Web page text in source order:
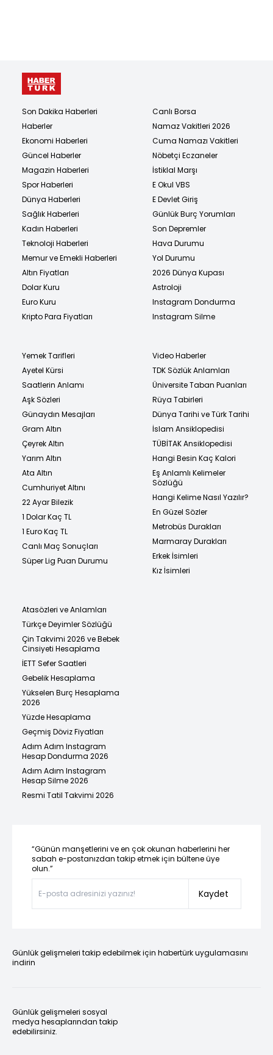
Son Dakika Haberleri
Haberler
Ekonomi Haberleri
Güncel Haberler
Magazin Haberleri
Spor Haberleri
Dünya Haberleri
Sağlık Haberleri
Kadın Haberleri
Teknoloji Haberleri
Memur ve Emekli Haberleri
Altın Fiyatları
Dolar Kuru
Euro Kuru
Kripto Para Fiyatları
Canlı Borsa
Namaz Vakitleri 2026
Cuma Namazı Vakitleri
Nöbetçi Eczaneler
İstiklal Marşı
E Okul VBS
E Devlet Giriş
Günlük Burç Yorumları
Son Depremler
Hava Durumu
Yol Durumu
2026 Dünya Kupası
Astroloji
Instagram Dondurma
Instagram Silme
Yemek Tarifleri
Ayetel Kürsi
Saatlerin Anlamı
Aşk Sözleri
Günaydın Mesajları
Gram Altın
Çeyrek Altın
Yarım Altın
Ata Altın
Cumhuriyet Altını
22 Ayar Bilezik
1 Dolar Kaç TL
1 Euro Kaç TL
Canlı Maç Sonuçları
Süper Lig Puan Durumu
Video Haberler
TDK Sözlük Anlamları
Üniversite Taban Puanları
Rüya Tabirleri
Dünya Tarihi ve Türk Tarihi
İslam Ansiklopedisi
TÜBİTAK Ansiklopedisi
Hangi Besin Kaç Kalori
Eş Anlamlı Kelimeler
Sözlüğü
Hangi Kelime Nasıl Yazılır?
En Güzel Sözler
Metrobüs Durakları
Marmaray Durakları
Erkek İsimleri
Kız İsimleri
Atasözleri ve Anlamları
Türkçe Deyimler Sözlüğü
Çin Takvimi 2026 ve Bebek
Cinsiyeti Hesaplama
İETT Sefer Saatleri
Gebelik Hesaplama
Yükselen Burç Hesaplama
2026
Yüzde Hesaplama
Geçmiş Döviz Fiyatları
Adım Adım Instagram
Hesap Dondurma 2026
Adım Adım Instagram
Hesap Silme 2026
Resmi Tatil Takvimi 2026
“Günün manşetlerini ve en çok okunan haberlerini her
sabah e-postanızdan takip etmek için bültene üye
olun.”
Kaydet
Günlük gelişmeleri takip edebilmek için habertürk uygulamasını
indirin
Günlük gelişmeleri sosyal
medya hesaplarından takip
edebilirsiniz.